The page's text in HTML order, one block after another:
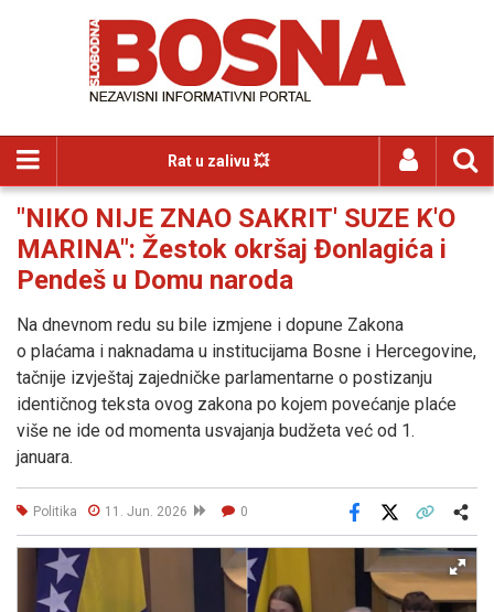
Rat u zalivu 💥
"NIKO NIJE ZNAO SAKRIT' SUZE K'O
MARINA": Žestok okršaj Đonlagića i
Pendeš u Domu naroda
Na dnevnom redu su bile izmjene i dopune Zakona
o plaćama i naknadama u institucijama Bosne i Hercegovine,
tačnije izvještaj zajedničke parlamentarne o postizanju
identičnog teksta ovog zakona po kojem povećanje plaće
više ne ide od momenta usvajanja budžeta već od 1.
januara.
Politika 11. Jun. 2026 0
Facebook